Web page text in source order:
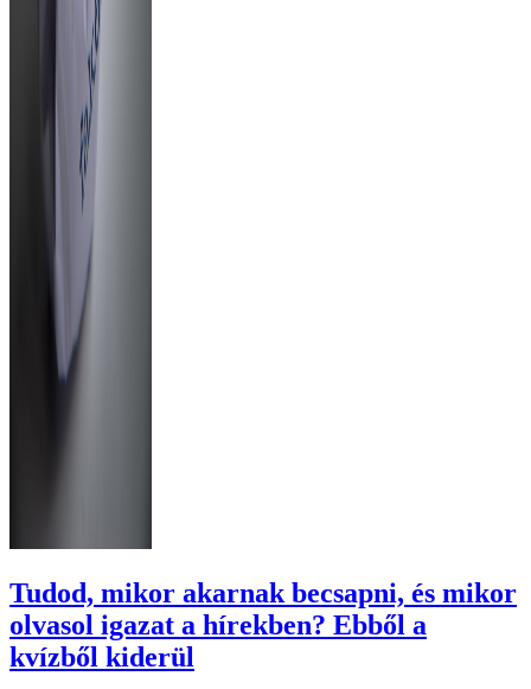
Tudod, mikor akarnak becsapni, és mikor
olvasol igazat a hírekben? Ebből a
kvízből kiderül